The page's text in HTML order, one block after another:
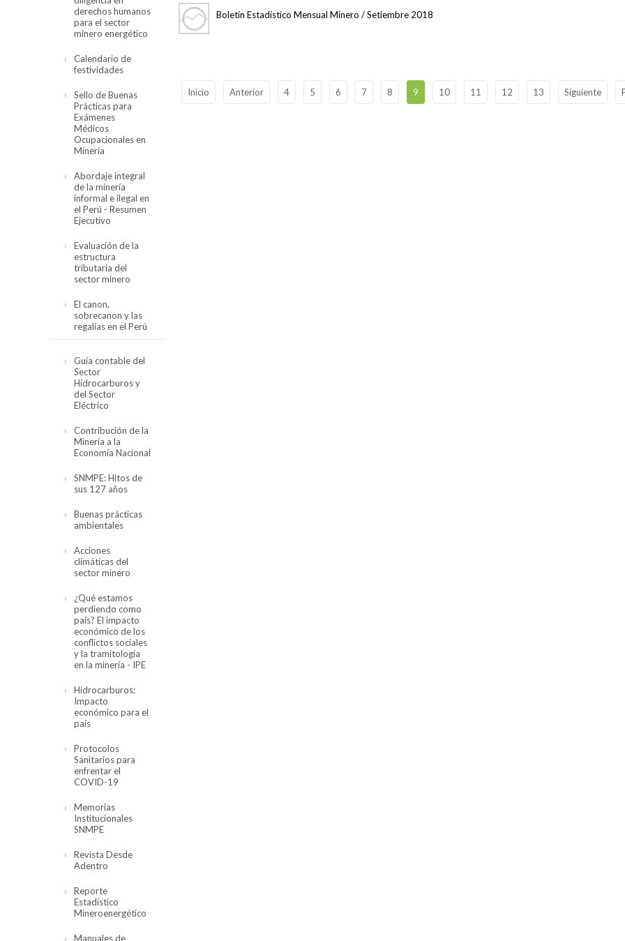
derechos humanos
para el sector
minero energético
Calendario de
festividades
Sello de Buenas
Prácticas para
Exámenes
Médicos
Ocupacionales en
Minería
Abordaje integral
de la minería
informal e ilegal en
el Perú - Resumen
Ejecutivo
Evaluación de la
estructura
tributaria del
sector minero
El canon,
sobrecanon y las
regalías en el Perú
Cifras actualizadas
en noviembre del
2019
El canon,
regalías en el Perú
(2008-2017)
Guía contable del
Sector
Hidrocarburos y
del Sector
Eléctrico
Contribución de la
Minería a la
Economía Nacional
SNMPE: Hitos de
sus 127 años
Buenas prácticas
ambientales
Acciones
climáticas del
sector minero
¿Qué estamos
perdiendo como
país? El impacto
económico de los
conflictos sociales
y la tramitología
en la minería - IPE
Hidrocarburos:
Impacto
económico para el
país
Protocolos
Sanitarios para
enfrentar el
COVID-19
Memorias
Institucionales
SNMPE
Revista Desde
Adentro
Reporte
Estadístico
Mineroenergético
Manuales de
Boletín Estadístico Mensual Minero / Setiembre 2018
Inicio Anterior 4 5 6 7 8 9 10 11 12 13 Siguiente